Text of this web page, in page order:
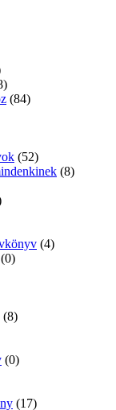
(84)
(52)
(8)
(4)
(0)
(8)
(0)
(17)